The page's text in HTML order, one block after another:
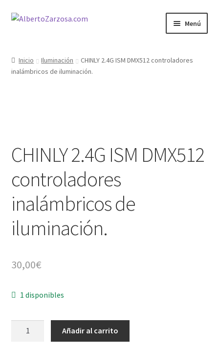
Ir
Ir
Menú
AZ Carrito
AZ Operadores / Creadores
AZ Quileres
Inicio Iluminación
CHINLY 2.4G ISM DMX512 controladores
inalámbricos de iluminación.
CHINLY 2.4G ISM DMX512
controladores
inalámbricos de
iluminación.
30,00€
1 disponibles
Añadir al carrito